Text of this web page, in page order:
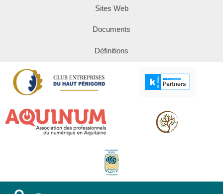
Sites Web
Documents
Définitions